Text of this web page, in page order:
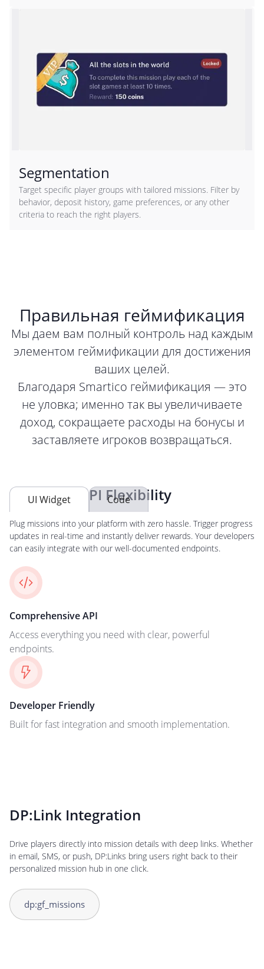
Segmentation
Target specific player groups with tailored missions. Filter by
behavior, deposit history, game preferences, or any other
criteria to reach the right players.
Правильная геймификация
Мы даем вам полный контроль над каждым
элементом геймификации для достижения
ваших целей.
Благодаря Smartico геймификация — это
не уловка; именно так вы увеличиваете
доход, сокращаете расходы на бонусы и
заставляете игроков возвращаться.
Retention API Flexibility
Plug missions into your platform with zero hassle. Trigger progress
updates in real-time and instantly deliver rewards. Your developers
can easily integrate with our well-documented endpoints.
Comprehensive API
Access everything you need with clear, powerful
endpoints.
Developer Friendly
Built for fast integration and smooth implementation.
UI Widget Code
DP:Link Integration
Drive players directly into mission details with deep links. Whether
in email, SMS, or push, DP:Links bring users right back to their
personalized mission hub in one click.
dp:gf_missions